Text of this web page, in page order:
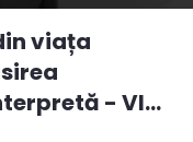
viața
- VI...